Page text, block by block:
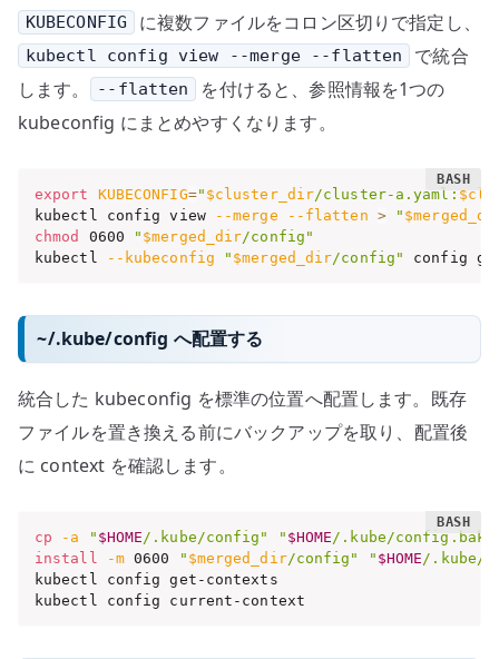
KUBECONFIG に複数ファイルをコロン区切りで指定し、
kubectl config view --merge --flatten
で統合
します。
--flatten
を付けると、参照情報を1つの
kubeconfig にまとめやすくなります。
export KUBECONFIG=" $cluster_dir/cluster-a.yaml:
kubectl config view
--merge --flatten > "
chmod
0600 " $merged_dir/config"
kubectl
--kubeconfig " $merged_dir/config" config
~/.kube/config へ配置する
統合した kubeconfig を標準の位置へ配置します。既存
ファイルを置き換える前にバックアップを取り、配置後
に context を確認します。
cp -a " $HOME /.kube/config" " $HOME /.kube/config.bak"
install
-m 0600 " $merged_dir/config" " $HOME /.kube/
kubectl config get-contexts
kubectl config current-context